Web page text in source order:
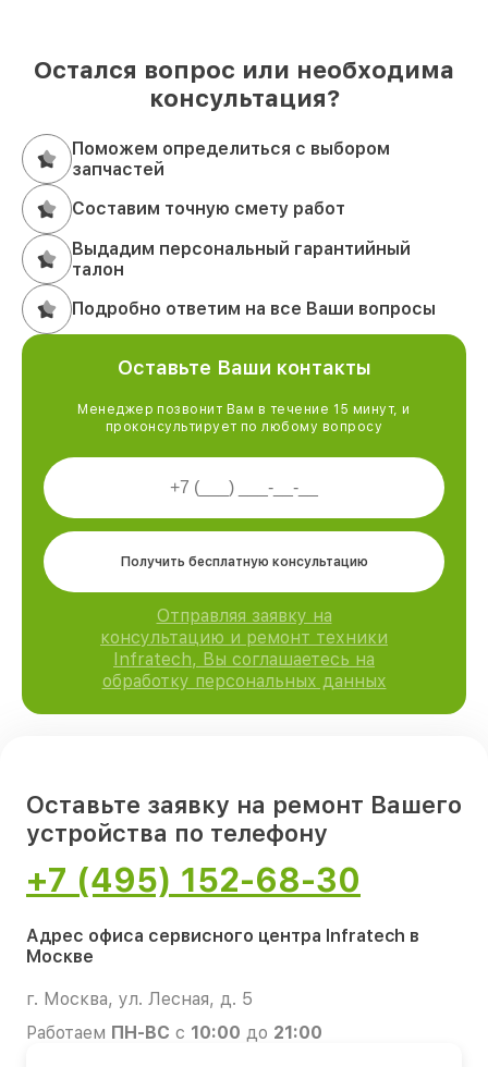
Остался вопрос или необходима
консультация?
Поможем определиться с выбором
запчастей
Составим точную смету работ
Выдадим персональный гарантийный
талон
Подробно ответим на все Ваши вопросы
Оставьте Ваши контакты
Менеджер позвонит Вам в течение 15 минут, и
проконсультирует по любому вопросу
Получить бесплатную консультацию
Отправляя заявку на
консультацию и ремонт техники
Infratech, Вы соглашаетесь на
обработку персональных данных
Оставьте заявку на ремонт Вашего
устройства по телефону
+7 (495) 152-68-30
Адрес офиса сервисного центра Infratech в
Москве
г. Москва, ул. Лесная, д. 5
Работаем ПН-ВС с 10:00 до 21:00